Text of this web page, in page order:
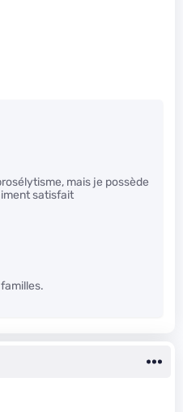
mais je possède
satisfait